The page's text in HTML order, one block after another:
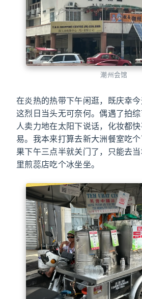
潮州会馆
在炎热的热带下午闲逛，既庆幸
这烈日当头无可奈何。偶遇了拍
人卖力地在太阳下说话，化妆都
易。我本来打算去新大洲餐室吃
果下午三点半就关门了，只能去
里煎蕊店吃个冰坐坐。